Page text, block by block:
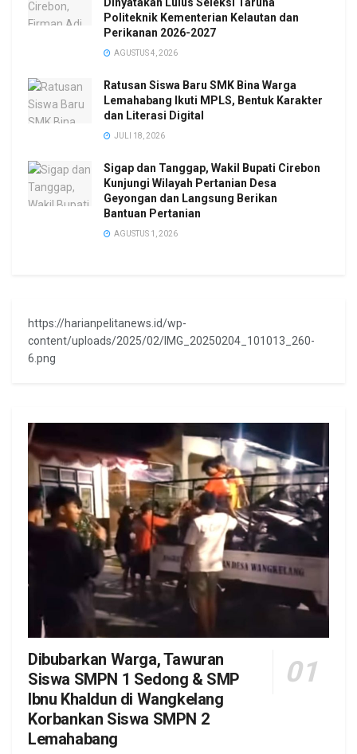
Politeknik Kementerian Kelautan dan
Perikanan 2026-2027
AGUSTUS 4, 2026
Ratusan Siswa Baru SMK Bina Warga
Lemahabang Ikuti MPLS, Bentuk Karakter
dan Literasi Digital
JULI 18, 2026
Sigap dan Tanggap, Wakil Bupati Cirebon
Kunjungi Wilayah Pertanian Desa
Geyongan dan Langsung Berikan
Bantuan Pertanian
AGUSTUS 1, 2026
https://harianpelitanews.id/wp-
content/uploads/2025/02/IMG_20250204_101013_260-
6.png
Dibubarkan Warga, Tawuran
Siswa SMPN 1 Sedong & SMP
Ibnu Khaldun di Wangkelang
Korbankan Siswa SMPN 2
Lemahabang